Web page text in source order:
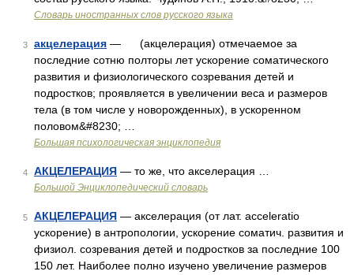
Словарь иностранных слов русского языка
3 акцелерация — (акцелерация) отмечаемое за
последние сотню полторы лет ускорение соматического
развития и физиологического созревания детей и
подростков; проявляется в увеличении веса и размеров
тела (в том числе у новорожденных), в ускоренном
половом&#8230; …
Большая психологическая энциклопедия
4 АКЦЕЛЕРАЦИЯ — то же, что акселерация …
Большой Энциклопедический словарь
5 АКЦЕЛЕРАЦИЯ — акселерация (от лат. acceleratio
ускорение) в антропологии, ускорение соматич. развития и
физиол. созревания детей и подростков за последние 100
150 лет. Наиболее полно изучено увеличение размеров